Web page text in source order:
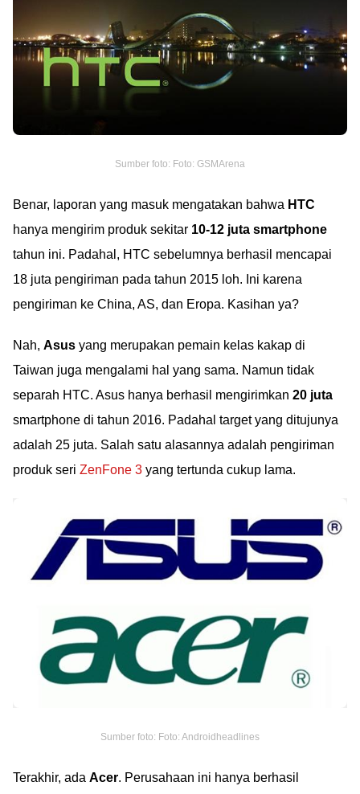
Sumber foto: Foto: GSMArena
Benar, laporan yang masuk mengatakan bahwa HTC
hanya mengirim produk sekitar 10-12 juta smartphone
tahun ini. Padahal, HTC sebelumnya berhasil mencapai
18 juta pengiriman pada tahun 2015 loh. Ini karena
pengiriman ke China, AS, dan Eropa. Kasihan ya?
Nah, Asus yang merupakan pemain kelas kakap di
Taiwan juga mengalami hal yang sama. Namun tidak
separah HTC. Asus hanya berhasil mengirimkan 20 juta
smartphone di tahun 2016. Padahal target yang ditujunya
adalah 25 juta. Salah satu alasannya adalah pengiriman
produk seri ZenFone 3 yang tertunda cukup lama.
Sumber foto: Foto: Androidheadlines
Terakhir, ada Acer. Perusahaan ini hanya berhasil